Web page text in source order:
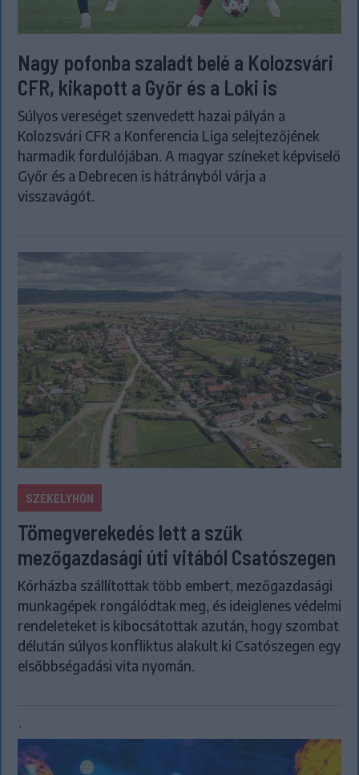
Nagy pofonba szaladt belé a Kolozsvári
CFR, kikapott a Győr és a Loki is
Súlyos vereséget szenvedett hazai pályán a
Kolozsvári CFR a Konferencia Liga selejtezőjének
harmadik fordulójában. A magyar színeket képviselő
Győr és a Debrecen is hátrányból várja a
visszavágót.
SZÉKELYHON
Tömegverekedés lett a szűk
mezőgazdasági úti vitából Csatószegen
Kórházba szállítottak több embert, mezőgazdasági
munkagépek rongálódtak meg, és ideiglenes védelmi
rendeleteket is kibocsátottak azután, hogy szombat
délután súlyos konfliktus alakult ki Csatószegen egy
elsőbbségadási vita nyomán.
`